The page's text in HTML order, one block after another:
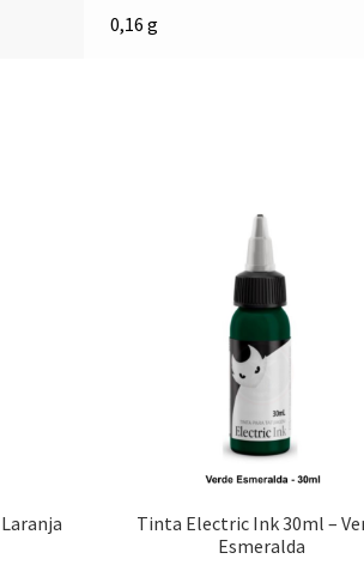
0,16 g
Tinta Electric Ink 30ml –
Esmeralda